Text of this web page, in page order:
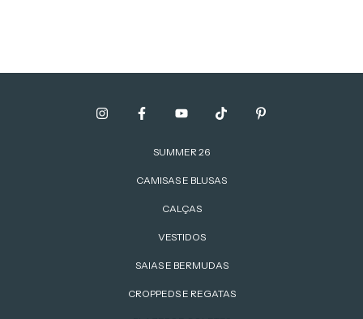
SUMMER 26
CAMISAS E BLUSAS
CALÇAS
VESTIDOS
SAIAS E BERMUDAS
CROPPEDS E REGATAS